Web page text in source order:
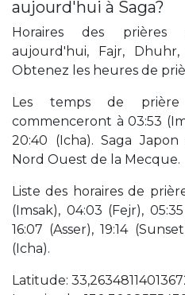
aujourd'hui à Saga?
Horaires des prières
aujourd'hui, Fajr,
Obtenez les heures de
Les temps de
commenceront à 03:53
20:40 (Icha). Saga
Nord Ouest de la Mecque.
Liste des horaires de
(Imsak), 04:03 (Fejr),
16:07 (Asser), 19:14
(Icha).
Latitude: